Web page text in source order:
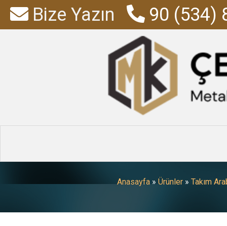
Bize Yazın 90 (534)
1 Çekmeceli
Anasayfa » Ürünler » Takım